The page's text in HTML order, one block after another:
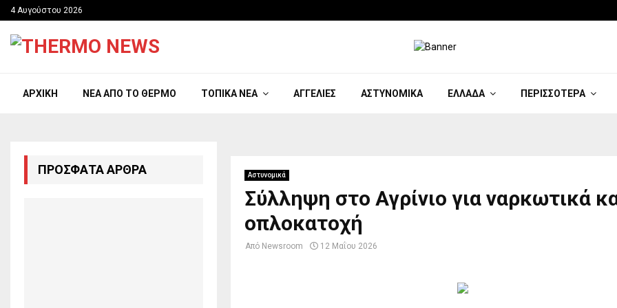
4 Αυγούστου 2026
ΑΡΧΙΚΉ ΝΈΑ ΑΠΟ ΤΟ ΘΈΡΜΟ ΤΟΠΙΚΆ ΝΈΑ ΑΓΓΕΛΊΕΣ ΑΣΤΥΝΟΜΙΚΆ ΕΛΛΆΔΑ ΠΕΡΙΣΣΌΤΕΡΑ
Αστυνομικά
Σύλληψη στο Αγρίνιο για ναρκωτικά
οπλοκατοχή
Από Newsroom 12 Μαΐου 2026
ΠΡΌΣΦΑΤΑ ΆΡΘΡΑ